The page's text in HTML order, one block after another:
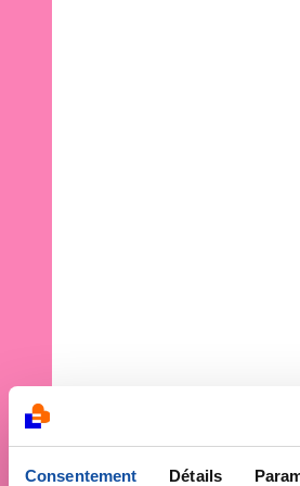
Consentement Détails